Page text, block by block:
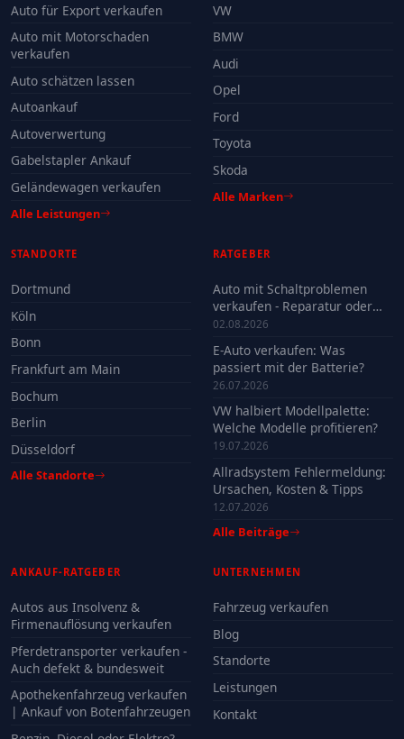
Auto für Export verkaufen
Auto mit Motorschaden
verkaufen
Auto schätzen lassen
Autoankauf
Autoverwertung
Gabelstapler Ankauf
Geländewagen verkaufen
Alle Leistungen
VW
BMW
Audi
Opel
Ford
Toyota
Skoda
Alle Marken
STANDORTE
Dortmund
Köln
Bonn
Frankfurt am Main
Bochum
Berlin
Düsseldorf
Alle Standorte
RATGEBER
Auto mit Schaltproblemen
verkaufen - Reparatur oder
Verkauf?
02.08.2026
E-Auto verkaufen: Was
passiert mit der Batterie?
26.07.2026
VW halbiert Modellpalette:
Welche Modelle profitieren?
19.07.2026
Allradsystem Fehlermeldung:
Ursachen, Kosten & Tipps
12.07.2026
Alle Beiträge
ANKAUF-RATGEBER
Autos aus Insolvenz &
Firmenauflösung verkaufen
Pferdetransporter verkaufen -
Auch defekt & bundesweit
Apothekenfahrzeug verkaufen
| Ankauf von Botenfahrzeugen
UNTERNEHMEN
Fahrzeug verkaufen
Blog
Standorte
Leistungen
Kontakt